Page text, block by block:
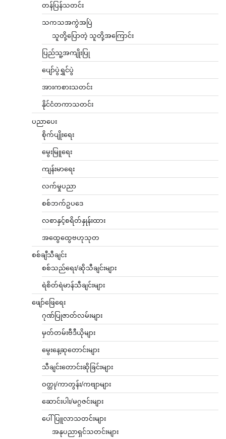
တန်ပြန်သတင်း
သကသအကွဲအပြဲ
သူတို့ပြောတဲ့ သူတို့အကြောင်း
ပြည်သူ့အကျိုးပြု
ပျော်ပွဲရွှင်ပွဲ
အားကစားသတင်း
နိုင်ငံတကာသတင်း
ပညာပေး
စိုက်ပျိုးရေး
မွေးမြူရေး
ကျန်းမာရေး
လက်မှုပညာ
စစ်ဘက်ဥပဒေ
လစာနှင့်စရိတ်နှုန်းထား
အထွေထွေဗဟုသုတ
စစ်ချီသီချင်း
စစ်သည်ရေး/ဆိုသီချင်းများ
ရဲစိတ်ရဲမာန်သီချင်းများ
ဖျော်ဖြေရေး
ဂုဏ်ပြုဇာတ်လမ်းများ
မှတ်တမ်းဗီဒီယိုများ
မွေးနေ့ဆုတောင်းများ
သီချင်းတောင်းဆိုခြင်းများ
ဝတ္ထု/ကာတွန်း/ကဗျာများ
ဆောင်းပါး/မဂ္ဂဇင်းများ
ပေါ်ပြူလာသတင်းများ
အနုပညာရှင်သတင်းများ